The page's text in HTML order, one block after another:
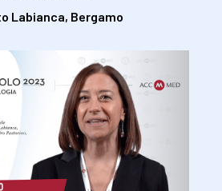
Labianca, Bergamo